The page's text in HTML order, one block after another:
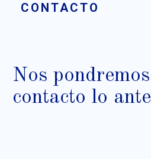
CONTACTO
Nos
contacto lo